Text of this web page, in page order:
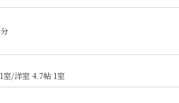
室/洋室 4.7帖 1室